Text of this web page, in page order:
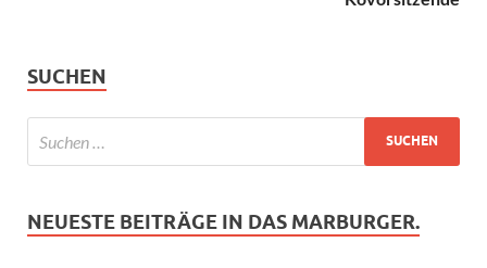
SUCHEN
NEUESTE BEITRÄGE IN DAS MARBURGER.